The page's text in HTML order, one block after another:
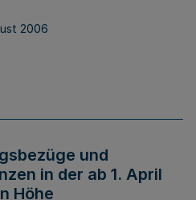
2006
und
in der ab 1. April
Höhe